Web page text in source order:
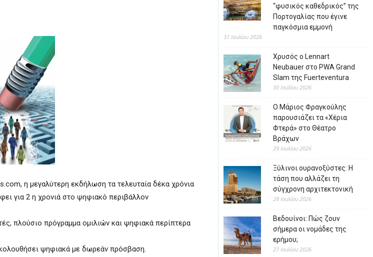
η μεγαλύτερη εκδήλωση τα τελευταία δέκα χρόνια
για 2 η χρονιά στο ψηφιακό περιβάλλον
πλούσιο πρόγραμμα ομιλιών και ψηφιακά περίπτερα
ψηφιακά με δωρεάν πρόσβαση.
“φυσικός καθεδρικός” της
Πορτογαλίας που έγινε
παγκόσμια εμμονή
31 Ιουλίου 2026
Χρυσός ο Lennart
Neubauer στο PWA Grand
Slam της Fuerteventura
30 Ιουλίου 2026
Ο Μάριος Φραγκούλης
παρουσιάζει τα «Χέρια
Φτερά» στο Θέατρο
Βράχων
29 Ιουλίου 2026
Ξύλινοι ουρανοξύστες: Η
τάση που αλλάζει τη
σύγχρονη αρχιτεκτονική
28 Ιουλίου 2026
Βεδουίνοι: Πώς ζουν
σήμερα οι νομάδες της
ερήμου;
27 Ιουλίου 2026